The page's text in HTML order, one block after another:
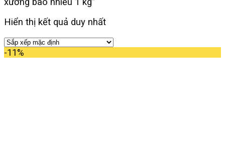
Hiển thị kết quả duy nhất
-11%